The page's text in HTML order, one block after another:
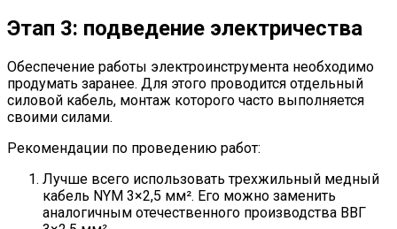
Этап 3: подведение электричества
Обеспечение работы электроинструмента необходимо
продумать заранее. Для этого проводится отдельный
силовой кабель, монтаж которого часто выполняется
своими силами.
Рекомендации по проведению работ:
Лучше всего использовать трехжильный медный
кабель NYM 3×2,5 мм². Его можно заменить
аналогичным отечественного производства ВВГ